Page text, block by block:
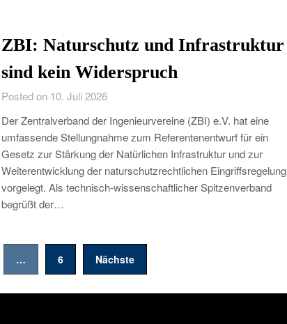
ZBI: Naturschutz und Infrastruktur
sind kein Widerspruch
Posted on 10. Juli 2026
Der Zentralverband der Ingenieurvereine (ZBI) e.V. hat eine
umfassende Stellungnahme zum Referentenentwurf für ein
Gesetz zur Stärkung der Natürlichen Infrastruktur und zur
Weiterentwicklung der naturschutzrechtlichen Eingriffsregelung
vorgelegt. Als technisch-wissenschaftlicher Spitzenverband
begrüßt der…
… 6 Nächste